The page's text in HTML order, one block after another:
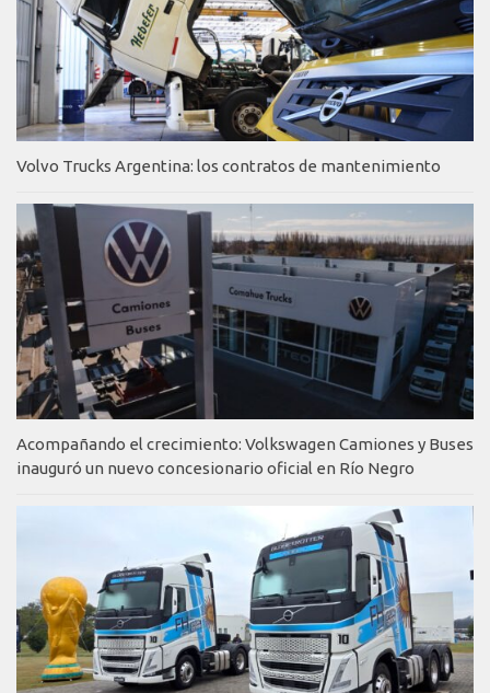
Volvo Trucks Argentina: los contratos de mantenimiento
Acompañando el crecimiento: Volkswagen Camiones y Buses
inauguró un nuevo concesionario oficial en Río Negro